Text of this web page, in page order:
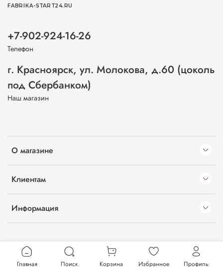
О магазине
Клиентам
Информация
FABRIKA-START24.RU
+7-902-924-16-26
Телефон
г. Красноярск, ул. Молокова, д.60 (цоколь
под Сбербанком)
Наш магазин
Главная Поиск Корзина Избранное Профиль